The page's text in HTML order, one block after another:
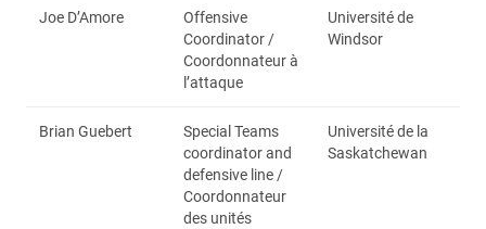
Joe D’Amore
Offensive
Coordinator /
Coordonnateur à
l’attaque
Université de
Windsor
Brian Guebert
Special Teams
coordinator and
defensive line /
Coordonnateur
des unités
Université de la
Saskatchewan